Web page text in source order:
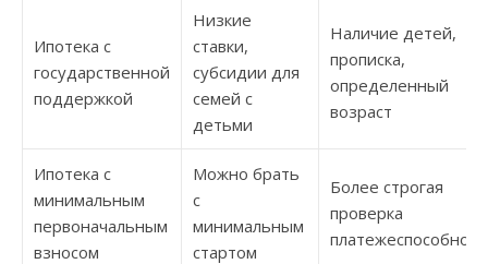
Ипотека с
государственной
поддержкой
Низкие
ставки,
субсидии для
семей с
детьми
Наличие детей,
прописка,
определенный
возраст
Ипотека с
минимальным
первоначальным
взносом
Можно брать
с
минимальным
стартом
Более строгая
проверка